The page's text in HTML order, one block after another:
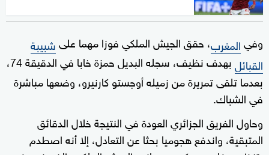
وفيالمغرب، حقق الجيش الملكي فوزا مهما علىشبيبة
القبائل
بهدف نظيف، سجله البديل حمزة خابا في الدقيقة 74،
بعدما تلقى تمريرة من زميله أوجستو كارنيرو، وضعها مباشرة
في الشباك.
وحاول الفريق الجزائري العودة في النتيجة خلال الدقائق
المتبقية، واندفع هجوميا بحثا عن التعادل، إلا أنه اصطدم